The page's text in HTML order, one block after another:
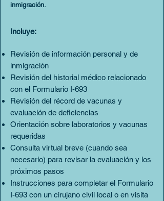
inmigración.
Incluye:
Revisión de información personal y de
inmigración
Revisión del historial médico relacionado
con el Formulario I-693
Revisión del récord de vacunas y
evaluación de deficiencias
Orientación sobre laboratorios y vacunas
requeridas
Consulta virtual breve (cuando sea
necesario) para revisar la evaluación y los
próximos pasos
Instrucciones para completar el Formulario
I-693 con un cirujano civil local o en visita